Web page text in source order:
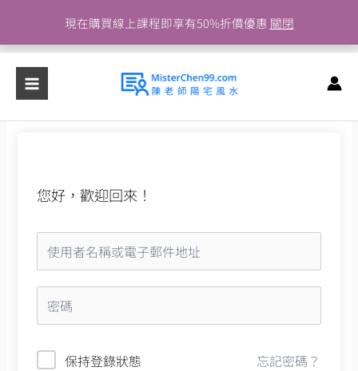
現在購買線上課程即享有50%折價優惠 關閉
主
容
您好，歡迎回來！
保持登錄狀態 忘記密碼？